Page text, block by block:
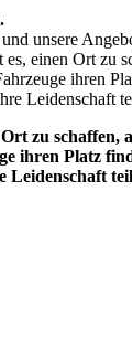
unsere
einen Ort zu
ihren
Leidenschaft
zu schaffen,
ihren Platz
Leidenschaft